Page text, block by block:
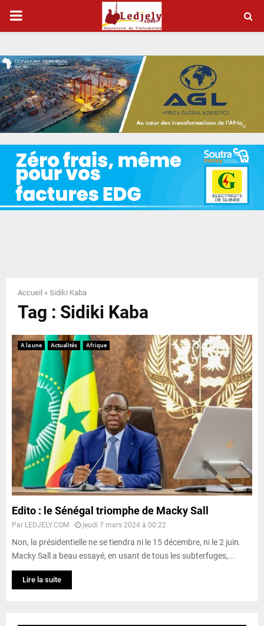
P
I
M
A
Y
N
U
Accueil » Sidiki Kaba
Tag : Sidiki Kaba
A la une Actualités Afrique
Edito : le Sénégal triomphe de Macky Sall
Par LEDJELY.COM jeudi 7 mars 2024 à 00:22
Non, la présidentielle ne se tiendra ni le 15 décembre, ni le 2 juin.
Macky Sall a beau essayé, en usant de tous les subterfuges,...
Lire la suite